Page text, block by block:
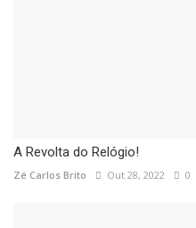
A Revolta do Relógio!
Zé Carlos Brito Out 28, 2022 0